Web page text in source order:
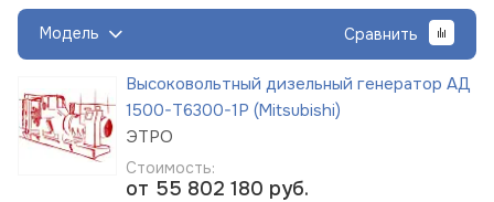
Модель Сравнить
Высоковольтный дизельный генератор АД
1500-Т6300-1Р (Mitsubishi)
ЭТРО
Стоимость:
от 55 802 180 руб.